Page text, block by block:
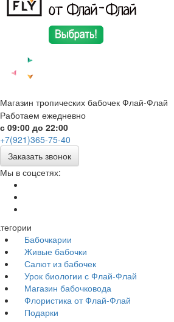
Магазин тропических бабочек Флай-Флай
Работаем ежедневно
с 09:00 до 22:00
+7(921)365-75-40
Заказать звонок
Мы в соцсетях:
Бабочкарии
Живые бабочки
Салют из бабочек
Урок биологии с Флай-Флай
Магазин бабочковода
Флористика от Флай-Флай
Подарки